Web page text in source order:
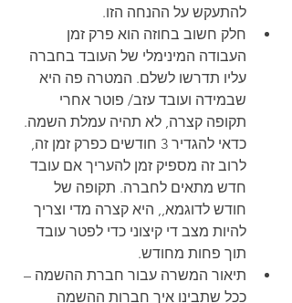
להתעקש על ההנחה הזו.
חלק חשוב בחוזה הוא פרק זמן
העבודה המינימלי של העובד בחברה
עליו תדרשו לשלם. המטרה פה היא
שבמידה ועובד עזב/ פוטר אחרי
תקופה קצרה, לא תהיה עמלת השמה.
כדאי להגדיר 3 חודשים כפרק זמן זה,
לרוב זה מספיק זמן להעריך אם עובד
חדש מתאים לחברה. תקופה של
חודש לדוגמא,, היא קצרה מדי וצריך
להיות מצב די קיצוני כדי לפטר עובד
תוך פחות מחודש.
תיאור המשרה עבור חברת ההשמה –
ככל שתבינו איך חברות ההשמה